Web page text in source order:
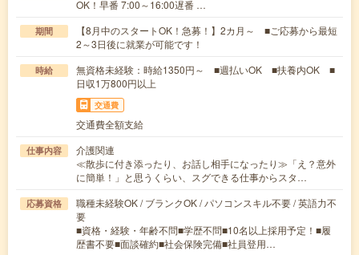
OK！早番 7:00～16:00遅番 …
期間
【8月中のスタートOK！急募！】2カ月～ ■ご応募から最短
2～3日後に就業が可能です！
時給
無資格未経験：時給1350円～ ■週払いOK ■扶養内OK ■
日収1万800円以上
交通費
交通費全額支給
仕事内容
介護関連
≪散歩に付き添ったり、お話し相手になったり≫「え？意外
に簡単！」と思うくらい、スグできる仕事からスタ…
応募資格
職種未経験OK / ブランクOK / パソコンスキル不要 / 英語力不
要
■資格・経験・年齢不問■学歴不問■10名以上採用予定！■履
歴書不要■面談確約■社会保険完備■社員登用…